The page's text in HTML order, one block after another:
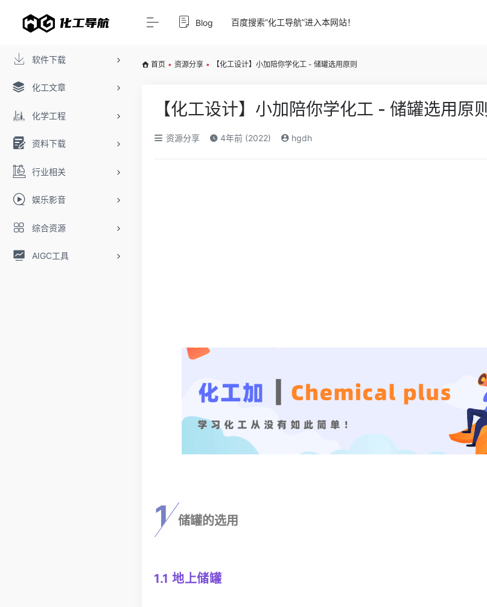
软件下载
化工文章
化学工程
资料下载
行业相关
娱乐影音
综合资源
AIGC工具
Blog 百度搜索“化工导航”进入本网站！
首页 • 资源分享 • 【化工设计】小加陪你学化工 - 储罐选用原则
【化工设计】小加陪你学化工 - 储罐选用原则
资源分享 4年前 (2022) hgdh
1 储罐的选用
1.1 地上储罐